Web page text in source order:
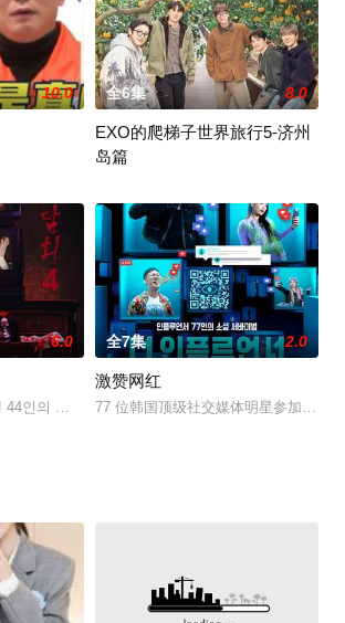
员全部由主唱组
”综艺节目
10.0 全6集 8.0
EXO的爬梯子世界旅行5-济州
岛篇
本季包含了SUHO、灿烈、D.O.、KAI
当地居民带来欢乐
创造了12对情侣的历史匹配记录，让人更加期待第
6.0
44인의 어둑시니를 만족시킬 최고의 괴담꾼을 찾아
全7集 2.0
激赞网红
77 位韩国顶级社交媒体明星参加各种